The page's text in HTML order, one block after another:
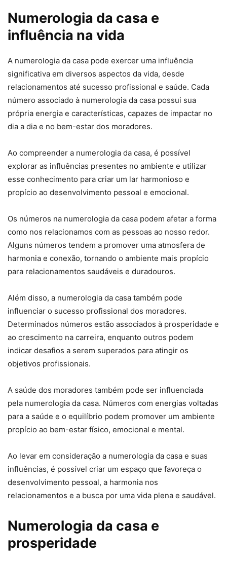
Numerologia da casa e
influência na vida
A numerologia da casa pode exercer uma influência
significativa em diversos aspectos da vida, desde
relacionamentos até sucesso profissional e saúde. Cada
número associado à numerologia da casa possui sua
própria energia e características, capazes de impactar no
dia a dia e no bem-estar dos moradores.
Ao compreender a numerologia da casa, é possível
explorar as influências presentes no ambiente e utilizar
esse conhecimento para criar um lar harmonioso e
propício ao desenvolvimento pessoal e emocional.
Os números na numerologia da casa podem afetar a forma
como nos relacionamos com as pessoas ao nosso redor.
Alguns números tendem a promover uma atmosfera de
harmonia e conexão, tornando o ambiente mais propício
para relacionamentos saudáveis e duradouros.
Além disso, a numerologia da casa também pode
influenciar o sucesso profissional dos moradores.
Determinados números estão associados à prosperidade e
ao crescimento na carreira, enquanto outros podem
indicar desafios a serem superados para atingir os
objetivos profissionais.
A saúde dos moradores também pode ser influenciada
pela numerologia da casa. Números com energias voltadas
para a saúde e o equilíbrio podem promover um ambiente
propício ao bem-estar físico, emocional e mental.
Ao levar em consideração a numerologia da casa e suas
influências, é possível criar um espaço que favoreça o
desenvolvimento pessoal, a harmonia nos
relacionamentos e a busca por uma vida plena e saudável.
Numerologia da casa e
prosperidade